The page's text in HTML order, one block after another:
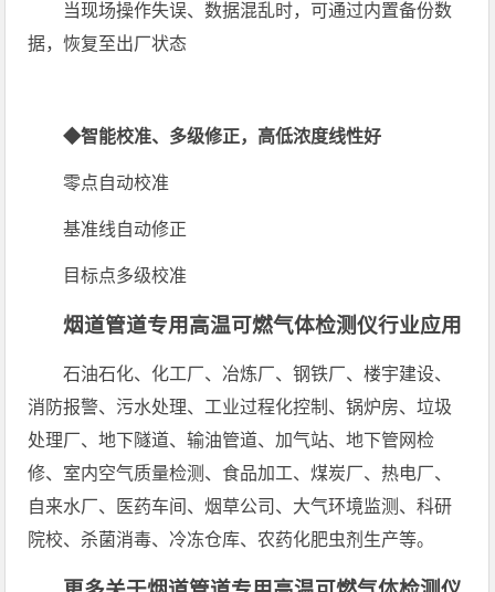
当现场操作失误、数据混乱时，可通过内置备份数
据，恢复至出厂状态
◆智能校准、多级修正，高低浓度线性好
零点自动校准
基准线自动修正
目标点多级校准
烟道管道专用高温可燃气体检测仪行业应用
石油石化、化工厂、冶炼厂、钢铁厂、楼宇建设、
消防报警、污水处理、工业过程化控制、锅炉房、垃圾
处理厂、地下隧道、输油管道、加气站、地下管网检
修、室内空气质量检测、食品加工、煤炭厂、热电厂、
自来水厂、医药车间、烟草公司、大气环境监测、科研
院校、杀菌消毒、冷冻仓库、农药化肥虫剂生产等。